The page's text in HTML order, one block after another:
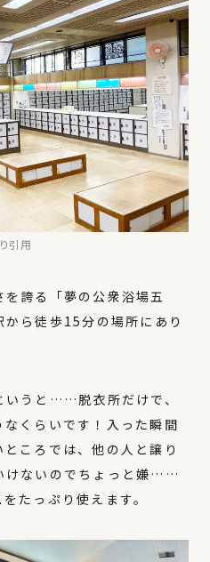
引用
誇る「夢の公衆浴場五
ら徒歩15分の場所にあり
いうと……脱衣所だけで、
くらいです！入った瞬間
ころでは、他の人と譲り
けないのでちょっと嫌……
たっぷり使えます。